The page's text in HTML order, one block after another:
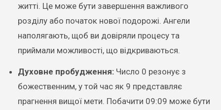
житті. Це може бути завершення важливого
розділу або початок нової подорожі. Ангели
наполягають, щоб ви довіряли процесу та
приймали можливості, що відкриваються.
Духовне пробудження:Число 0 резонує з
божественним, у той час як 9 представляє
прагнення вищої мети. Побачити 09:09 може бути